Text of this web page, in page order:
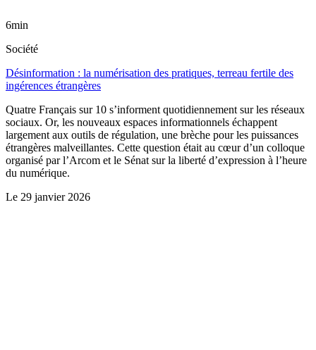
6min
Société
Désinformation : la numérisation des pratiques, terreau fertile des
ingérences étrangères
Quatre Français sur 10 s’informent quotidiennement sur les réseaux
sociaux. Or, les nouveaux espaces informationnels échappent
largement aux outils de régulation, une brèche pour les puissances
étrangères malveillantes. Cette question était au cœur d’un colloque
organisé par l’Arcom et le Sénat sur la liberté d’expression à l’heure
du numérique.
Le 29 janvier 2026